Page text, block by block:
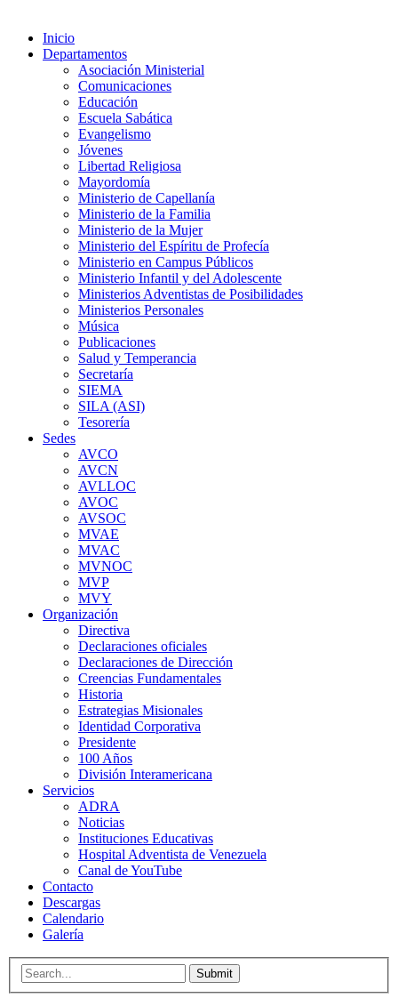
Inicio
Departamentos
Asociación Ministerial
Comunicaciones
Educación
Escuela Sabática
Evangelismo
Jóvenes
Libertad Religiosa
Mayordomía
Ministerio de Capellanía
Ministerio de la Familia
Ministerio de la Mujer
Ministerio del Espíritu de Profecía
Ministerio en Campus Públicos
Ministerio Infantil y del Adolescente
Ministerios Adventistas de Posibilidades
Ministerios Personales
Música
Publicaciones
Salud y Temperancia
Secretaría
SIEMA
SILA (ASI)
Tesorería
Sedes
AVCO
AVCN
AVLLOC
AVOC
AVSOC
MVAE
MVAC
MVNOC
MVP
MVY
Organización
Directiva
Declaraciones oficiales
Declaraciones de Dirección
Creencias Fundamentales
Historia
Estrategias Misionales
Identidad Corporativa
Presidente
100 Años
División Interamericana
Servicios
ADRA
Noticias
Instituciones Educativas
Hospital Adventista de Venezuela
Canal de YouTube
Contacto
Descargas
Calendario
Galería
Submit